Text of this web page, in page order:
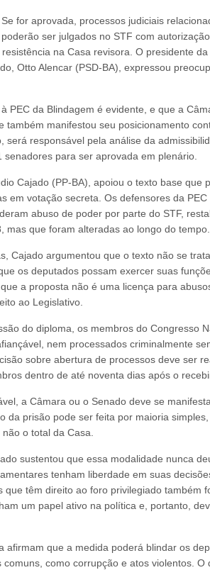
for aprovada, processos judiciais
ser julgados no STF com
na Casa revisora. O presidente da
Otto Alencar (PSD-BA), expressou
PEC da Blindagem é evidente, e que a
também manifestou seu posicionamento
será responsável pela análise da
para ser aprovada em plenário.
Cajado (PP-BA), apoiou o texto base que
em votação secreta. Os defensores da
abuso de poder por parte do STF,
mas que foram alteradas ao longo do tempo.
Cajado argumentou que o texto não se
os deputados possam exercer suas
a proposta não é uma licença para
ao Legislativo.
do diploma, os membros do Congresso
nem processados criminalmente
sobre abertura de processos deve ser
dentro de até noventa dias após o
a Câmara ou o Senado deve se
da prisão pode ser feita por maioria
o total da Casa.
sustentou que essa modalidade nunca
tenham liberdade em suas
têm direito ao foro privilegiado também
um papel ativo na política e, portanto,
afirmam que a medida poderá blindar os
como corrupção e atos violentos. O